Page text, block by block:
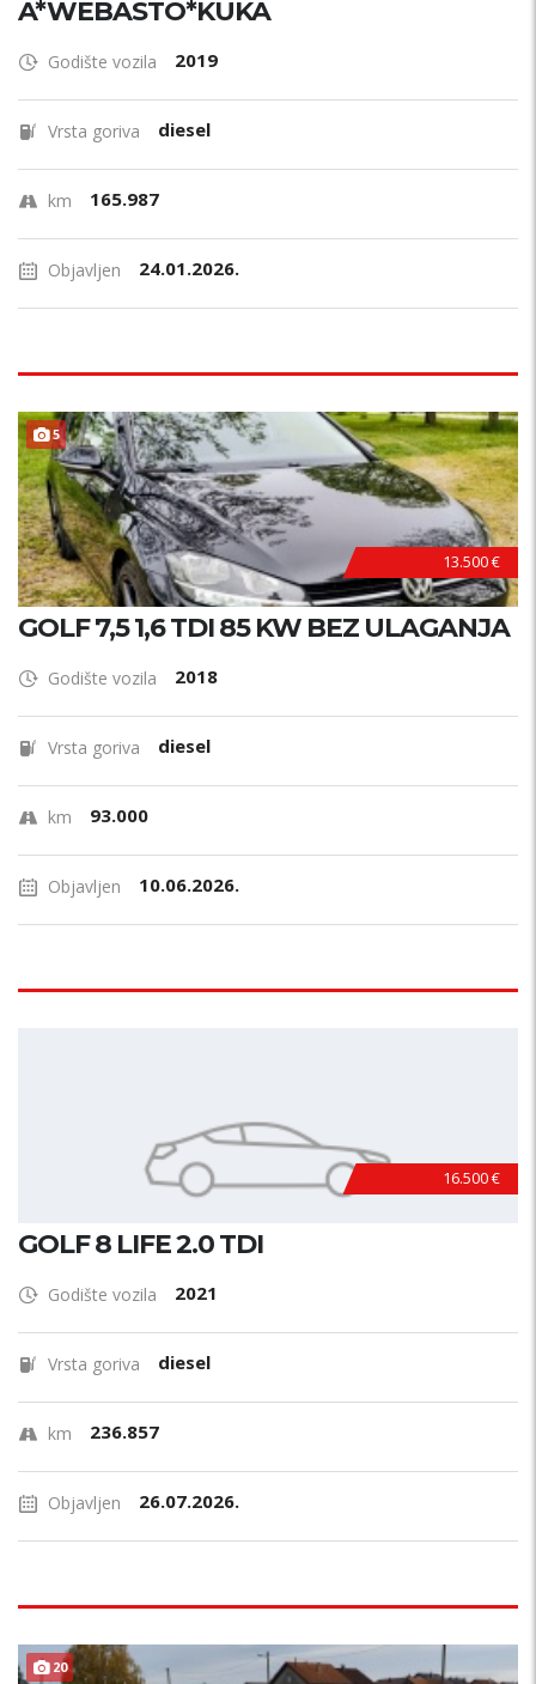
A*WEBASTO*KUKA
Godište vozila 2019
Vrsta goriva diesel
km 165.987
Objavljen 24.01.2026.
5
13.500 €
GOLF 7,5 1,6 TDI 85 KW BEZ ULAGANJA
Godište vozila 2018
Vrsta goriva diesel
km 93.000
Objavljen 10.06.2026.
16.500 €
GOLF 8 LIFE 2.0 TDI
Godište vozila 2021
Vrsta goriva diesel
km 236.857
Objavljen 26.07.2026.
20